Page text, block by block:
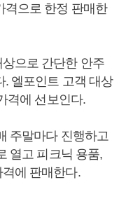
격으로 한정 판매한
으로 간단한 안주
. 엘포인트 고객 대상
격에 선보인다.
주말마다 진행하고
열고 피크닉 용품,
에 판매한다.